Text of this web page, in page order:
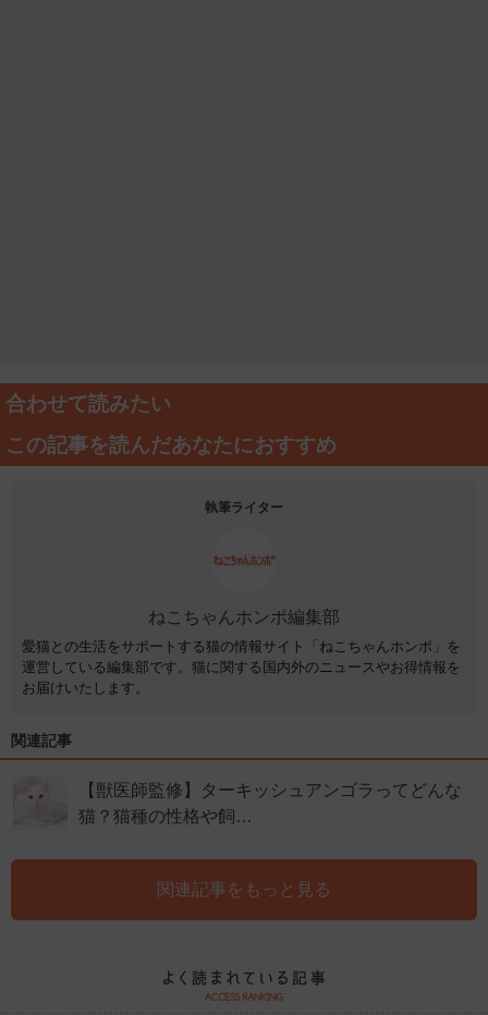
合わせて読みたい
この記事を読んだあなたにおすすめ
執筆ライター
ねこちゃんホンポ編集部
愛猫との生活をサポートする猫の情報サイト「ねこちゃんホンポ」を
運営している編集部です。猫に関する国内外のニュースやお得情報を
お届けいたします。
関連記事
【獣医師監修】ターキッシュアンゴラってどんな
猫？猫種の性格や飼…
関連記事をもっと見る